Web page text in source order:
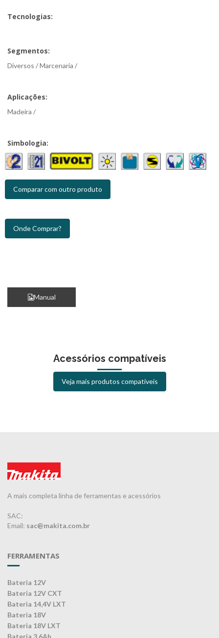
Tecnologias:
Segmentos:
Diversos / Marcenaria /
Aplicações:
Madeira /
Simbologia:
Comparar com outro produto
Onde Comprar?
Manual
Acessórios compatíveis
Veja mais produtos compatíveis
A mais completa linha de ferramentas e acessórios
SAC:
Email: sac@makita.com.br
FERRAMENTAS
Bateria 12V
Bateria 12V CXT
Bateria 14,4V LXT
Bateria 18V
Bateria 18V LXT
Bateria 3,6Ah